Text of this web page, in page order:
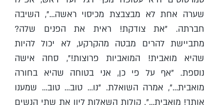
שערה אחת לא מבצבצת מכיסוי ראשה…", השיבה
חברתה. "את צודקת! ראית את הפנים שלה?
מתביישת להרים מבטה מהקרקע, לא יכול להיות
שהיא מואבית! המואביות פרוצות!", סחה אישה
נוספת. "אף על פי כן, אני בטוחה שהיא בחורה
מואבית…", אמרה השואלת. "נו… טוב… טוב… שמענו
אותך! מואבית…". קולות השאלות ליוו את שתי הנשים